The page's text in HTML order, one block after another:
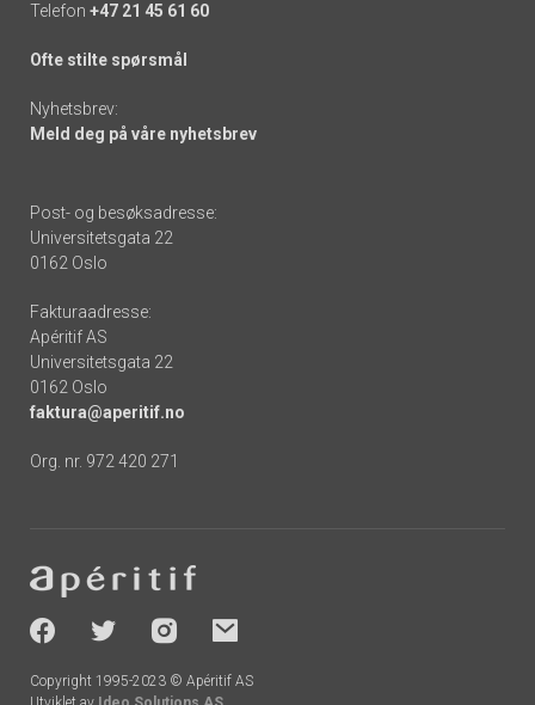
Telefon +47 21 45 61 60
Ofte stilte spørsmål
Nyhetsbrev:
Meld deg på våre nyhetsbrev
Post- og besøksadresse:
Universitetsgata 22
0162 Oslo
Fakturaadresse:
Apéritif AS
Universitetsgata 22
0162 Oslo
faktura@aperitif.no
Org. nr. 972 420 271
-
socials
Copyright 1995-2023 © Apéritif AS